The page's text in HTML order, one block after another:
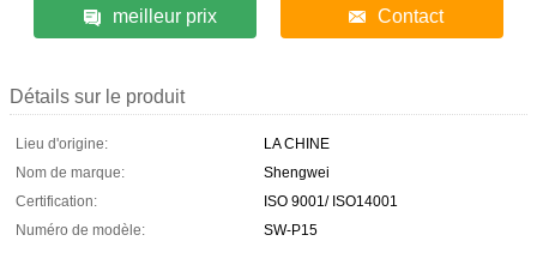
meilleur prix Contact
Détails sur le produit
Lieu d'origine:
LA CHINE
Nom de marque:
Shengwei
Certification:
ISO 9001/ ISO14001
Numéro de modèle:
SW-P15